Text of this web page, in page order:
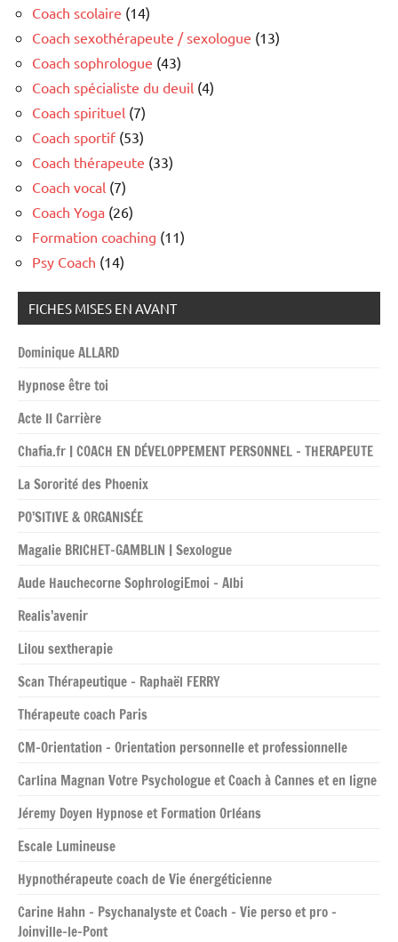
Coach scolaire (14)
Coach sexothérapeute / sexologue (13)
Coach sophrologue (43)
Coach spécialiste du deuil (4)
Coach spirituel (7)
Coach sportif(53)
Coach thérapeute (33)
Coach vocal (7)
Coach Yoga (26)
Formation coaching (11)
Psy Coach (14)
FICHES MISES EN AVANT
Dominique ALLARD
Hypnose être toi
Acte II Carrière
Chafia.fr | COACH EN DÉVELOPPEMENT PERSONNEL – THERAPEUTE
La Sororité des Phoenix
PO’SITIVE & ORGANISÉE
Magalie BRICHET-GAMBLIN | Sexologue
Aude Hauchecorne SophrologiEmoi – Albi
Realis’avenir
Lilou sextherapie
Scan Thérapeutique – Raphaël FERRY
Thérapeute coach Paris
CM-Orientation – Orientation personnelle et professionnelle
Carlina Magnan Votre Psychologue et Coach à Cannes et en ligne
Jéremy Doyen Hypnose et Formation Orléans
Escale Lumineuse
Hypnothérapeute coach de Vie énergéticienne
Carine Hahn – Psychanalyste et Coach – Vie perso et pro –
Joinville-le-Pont